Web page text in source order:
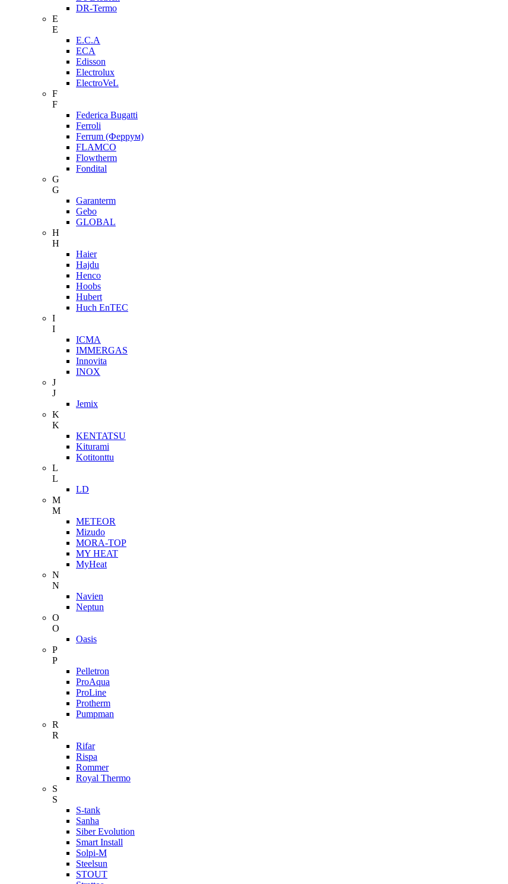
DR-Termo
E
E
E.C.A
ECA
Edisson
Electrolux
ElectroVeL
F
F
Federica Bugatti
Ferroli
Ferrum (Феррум)
FLAMCO
Flowtherm
Fondital
G
G
Garanterm
Gebo
GLOBAL
H
H
Haier
Hajdu
Henco
Hoobs
Hubert
Huch EnTEC
I
I
ICMA
IMMERGAS
Innovita
INOX
J
J
Jemix
K
K
KENTATSU
Kiturami
Kotitonttu
L
L
LD
M
M
METEOR
Mizudo
MORA-TOP
MY HEAT
MyHeat
N
N
Navien
Neptun
O
O
Oasis
P
P
Pelletron
ProAqua
ProLine
Protherm
Pumpman
R
R
Rifar
Rispa
Rommer
Royal Thermo
S
S
S-tank
Sanha
Siber Evolution
Smart Install
Solpi-M
Steelsun
STOUT